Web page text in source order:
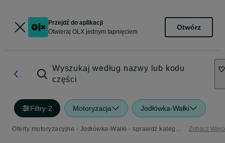
Przejdź do aplikacji
Otwieraj OLX jednym tapnięciem
Otwórz
Wyszukaj według nazwy lub kodu
części
Filtry·2 Motoryzacja Jodłówka-Wałki
Oferty motoryzacyjne - Jodłówka-Wałki - sprawdź kategorię Motoryzacja Zobacz